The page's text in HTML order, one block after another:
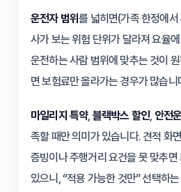
운전자 범위를 넓히면(가족 한정에
사가 보는 위험 단위가 달라져 요율
운전하는 사람 범위에 맞추는 것이
면 보험료만 올라가는 경우가 많습니
마일리지 특약, 블랙박스 할인, 안전
족할 때만 의미가 있습니다. 견적 화
증빙이나 주행거리 요건을 못 맞추
있으니, “적용 가능한 것만” 선택하